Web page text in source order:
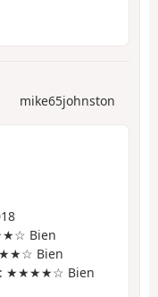
mike65johnston
Bien
Bien
: ★★★★☆ Bien